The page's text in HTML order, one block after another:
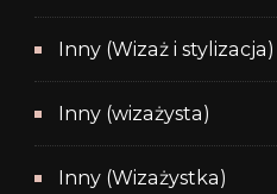
Inny (Wizaż i stylizacja)
Inny (wizażysta)
Inny (Wizażystka)